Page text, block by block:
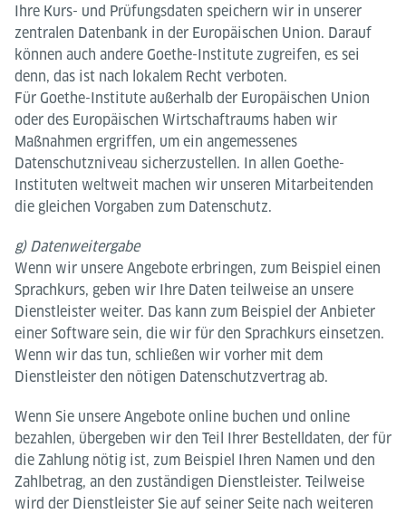
Ihre Kurs- und Prüfungsdaten speichern wir in unserer
zentralen Datenbank in der Europäischen Union. Darauf
können auch andere Goethe-Institute zugreifen, es sei
denn, das ist nach lokalem Recht verboten.
Für Goethe-Institute außerhalb der Europäischen Union
oder des Europäischen Wirtschaftraums haben wir
Maßnahmen ergriffen, um ein angemessenes
Datenschutzniveau sicherzustellen. In allen Goethe-
Instituten weltweit machen wir unseren Mitarbeitenden
die gleichen Vorgaben zum Datenschutz.
g) Datenweitergabe
Wenn wir unsere Angebote erbringen, zum Beispiel einen
Sprachkurs, geben wir Ihre Daten teilweise an unsere
Dienstleister weiter. Das kann zum Beispiel der Anbieter
einer Software sein, die wir für den Sprachkurs einsetzen.
Wenn wir das tun, schließen wir vorher mit dem
Dienstleister den nötigen Datenschutzvertrag ab.
Wenn Sie unsere Angebote online buchen und online
bezahlen, übergeben wir den Teil Ihrer Bestelldaten, der für
die Zahlung nötig ist, zum Beispiel Ihren Namen und den
Zahlbetrag, an den zuständigen Dienstleister. Teilweise
wird der Dienstleister Sie auf seiner Seite nach weiteren